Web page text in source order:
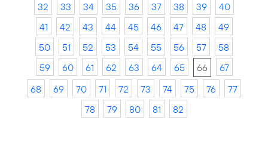
32
33 34 35 36 37 38 39
40
41
42 43 44 45 46 47 48
49
50
51 52 53 54 55 56 57
58
59
60 61 62 63 64 65 66
67
68
69 70 71 72 73 74 75 76
77
78
79 80 81 82